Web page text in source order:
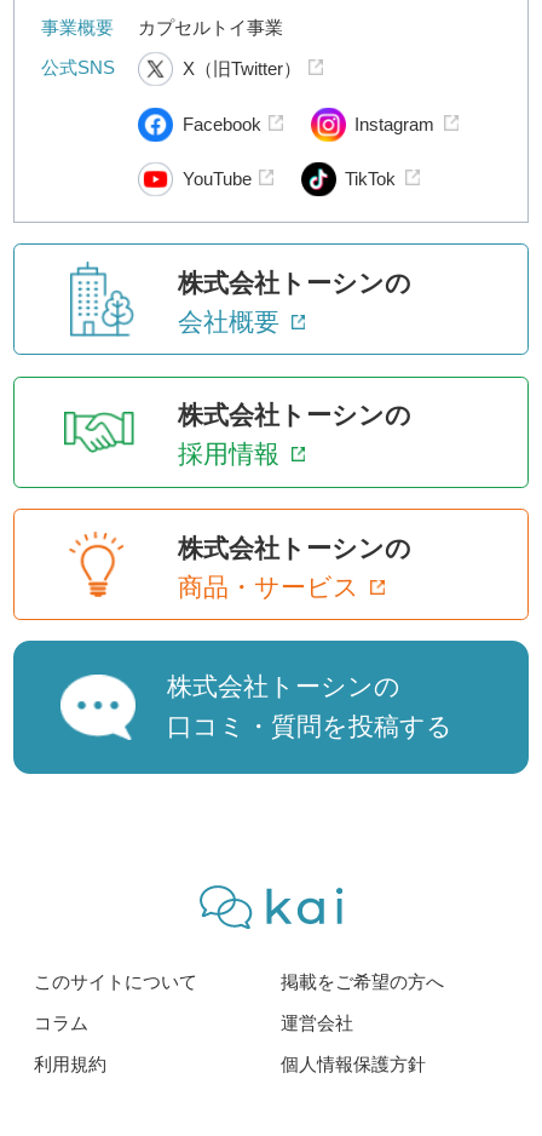
事業概要
カプセルトイ事業
公式SNS
X（旧Twitter）
Facebook Instagram
YouTube TikTok
株式会社トーシンの
会社概要
株式会社トーシンの
採用情報
株式会社トーシンの
商品・サービス
株式会社トーシンの
口コミ・質問を投稿する
このサイトについて
掲載をご希望の方へ
コラム
運営会社
利用規約
個人情報保護方針